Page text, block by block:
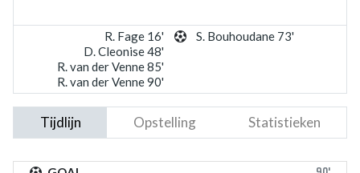
R. Fage 16'
D. Cleonise 48'
R. van der Venne 85'
R. van der Venne 90'
S. Bouhoudane 73'
Tijdlijn Opstelling Statistieken